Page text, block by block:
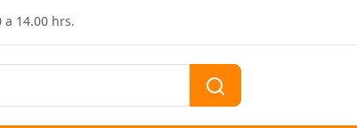
a 14.00 hrs.